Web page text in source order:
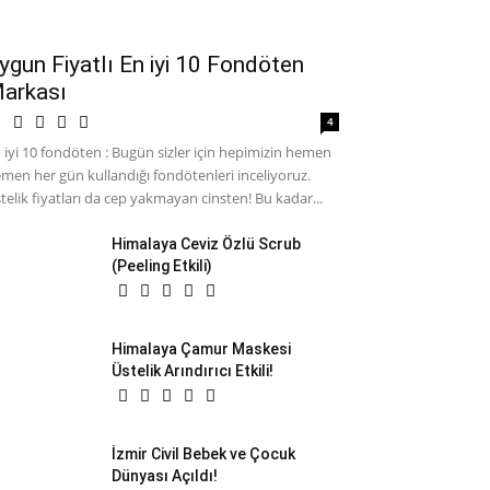
Fiyatlı En iyi 10 Fondöten
4
iyi 10 fondöten : Bugün sizler için hepimizin hemen
her gün kullandığı fondötenleri inceliyoruz.
fiyatları da cep yakmayan cinsten! Bu kadar...
Himalaya Ceviz Özlü Scrub
(Peeling Etkili)
Himalaya Çamur Maskesi
Üstelik Arındırıcı Etkili!
İzmir Civil Bebek ve Çocuk
Dünyası Açıldı!